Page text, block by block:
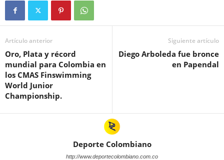
Artículo anterior
Oro, Plata y récord
mundial para Colombia en
los CMAS Finswimming
World Junior
Championship.
Siguiente artículo
Diego Arboleda fue bronce
en Papendal
Deporte Colombiano
http://www.deportecolombiano.com.co